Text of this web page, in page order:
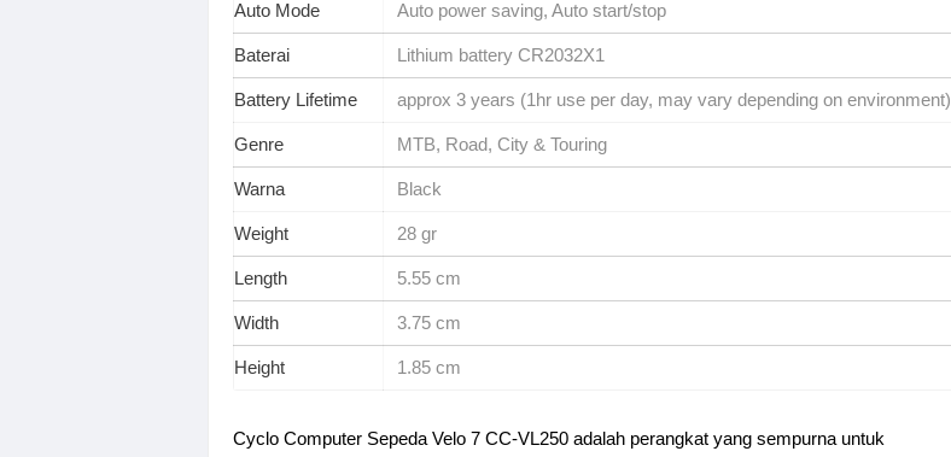
Auto Mode Auto power saving, Auto start/stop
Baterai Lithium battery CR2032X1
Battery Lifetime approx 3 years (1hr use per day, may vary depending on environment)
Genre MTB, Road, City & Touring
Warna Black
Weight 28 gr
Length 5.55 cm
Width 3.75 cm
Height 1.85 cm
Cyclo Computer Sepeda Velo 7 CC-VL250 adalah perangkat yang sempurna untuk